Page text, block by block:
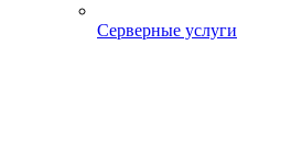
Серверные услуги